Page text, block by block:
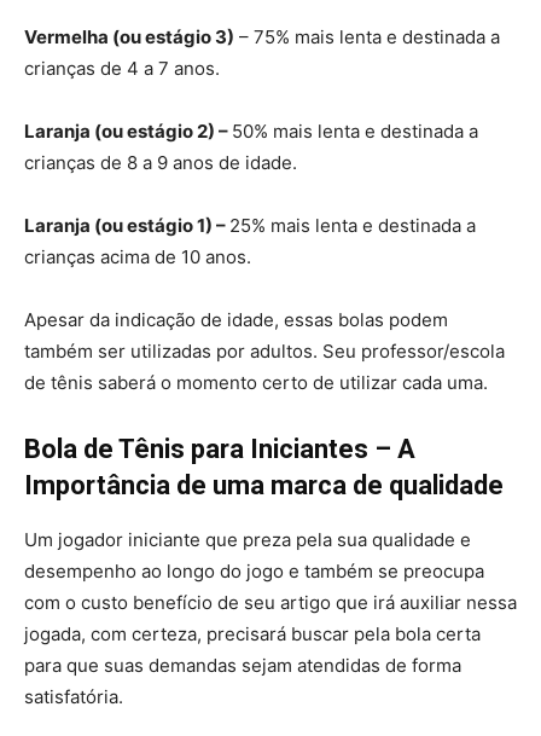
Vermelha (ou estágio 3) – 75% mais lenta e destinada a
crianças de 4 a 7 anos.
Laranja (ou estágio 2) – 50% mais lenta e destinada a
crianças de 8 a 9 anos de idade.
Laranja (ou estágio 1) – 25% mais lenta e destinada a
crianças acima de 10 anos.
Apesar da indicação de idade, essas bolas podem
também ser utilizadas por adultos. Seu professor/escola
de tênis saberá o momento certo de utilizar cada uma.
Bola de Tênis para Iniciantes – A
Importância de uma marca de qualidade
Um jogador iniciante que preza pela sua qualidade e
desempenho ao longo do jogo e também se preocupa
com o custo benefício de seu artigo que irá auxiliar nessa
jogada, com certeza, precisará buscar pela bola certa
para que suas demandas sejam atendidas de forma
satisfatória.